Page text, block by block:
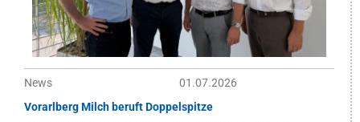
News
01.07.2026
Vorarlberg Milch beruft Doppelspitze